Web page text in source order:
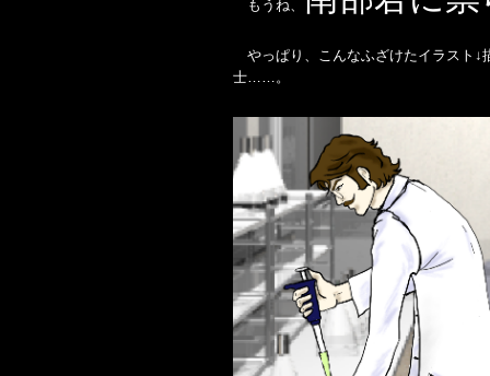
もうね、
やっぱり、こんなふざけたイラスト↓
士……。